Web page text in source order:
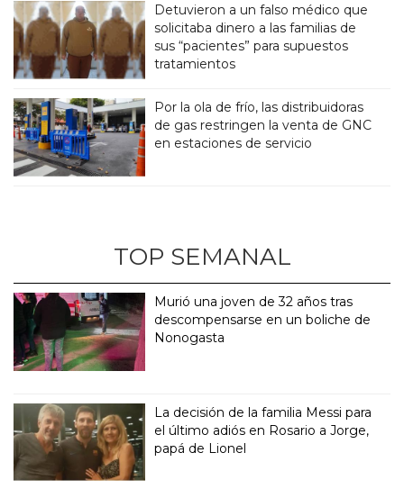
Detuvieron a un falso médico que
solicitaba dinero a las familias de
sus “pacientes” para supuestos
tratamientos
Por la ola de frío, las distribuidoras
de gas restringen la venta de GNC
en estaciones de servicio
TOP SEMANAL
Murió una joven de 32 años tras
descompensarse en un boliche de
Nonogasta
La decisión de la familia Messi para
el último adiós en Rosario a Jorge,
papá de Lionel